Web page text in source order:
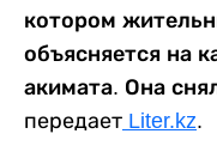
котором
объясняется на
акимата. Она
передает Liter.kz.